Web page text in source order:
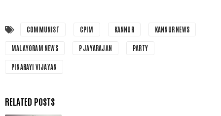
COMMUNIST CPIM KANNUR KANNUR NEWS
MALAYORAM NEWS P JAYARAJAN PARTY
PINARAYI VIJAYAN